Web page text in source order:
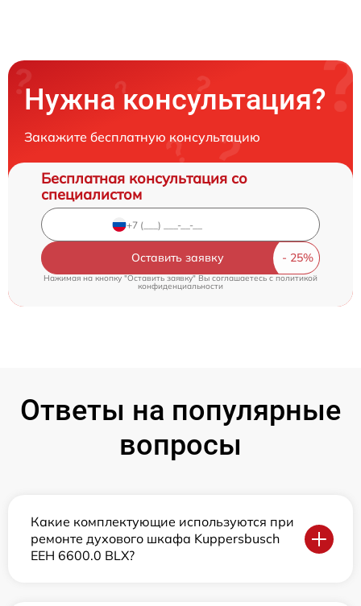
Нужна консультация?
Закажите бесплатную консультацию
Бесплатная консультация со
специалистом
Оставить заявку
Нажимая на кнопку "Оставить заявку" Вы соглашаетесь c политикой
конфиденциальности
Ответы на популярные
вопросы
Какие комплектующие используются при
ремонте духового шкафа Kuppersbusch
EEH 6600.0 BLX?